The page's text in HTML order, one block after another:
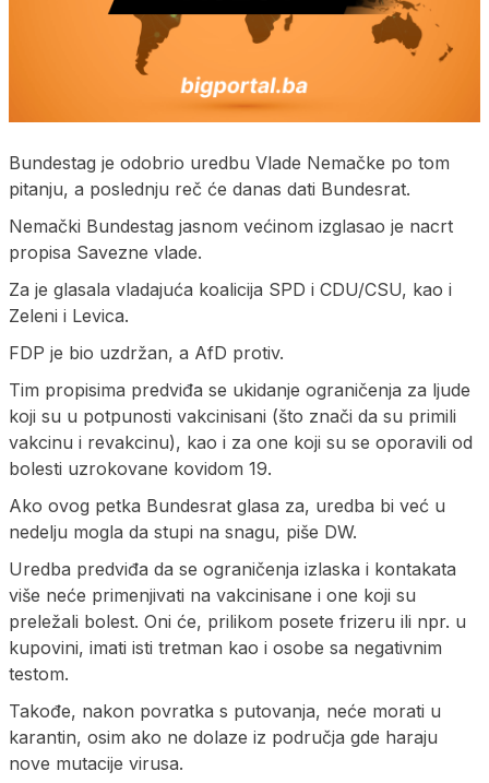
Bundestag je odobrio uredbu Vlade Nemačke po tom
pitanju, a poslednju reč će danas dati Bundesrat.
Nemački Bundestag jasnom većinom izglasao je nacrt
propisa Savezne vlade.
Za je glasala vladajuća koalicija SPD i CDU/CSU, kao i
Zeleni i Levica.
FDP je bio uzdržan, a AfD protiv.
Tim propisima predviđa se ukidanje ograničenja za ljude
koji su u potpunosti vakcinisani (što znači da su primili
vakcinu i revakcinu), kao i za one koji su se oporavili od
bolesti uzrokovane kovidom 19.
Ako ovog petka Bundesrat glasa za, uredba bi već u
nedelju mogla da stupi na snagu, piše DW.
Uredba predviđa da se ograničenja izlaska i kontakata
više neće primenjivati na vakcinisane i one koji su
preležali bolest. Oni će, prilikom posete frizeru ili npr. u
kupovini, imati isti tretman kao i osobe sa negativnim
testom.
Takođe, nakon povratka s putovanja, neće morati u
karantin, osim ako ne dolaze iz područja gde haraju
nove mutacije virusa.